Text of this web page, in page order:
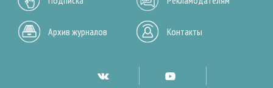
Архив журналов Контакты